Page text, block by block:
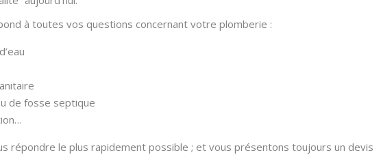
à toutes vos questions concernant votre plomberie :
de fosse septique
répondre le plus rapidement possible ; et vous présentons toujours un devis